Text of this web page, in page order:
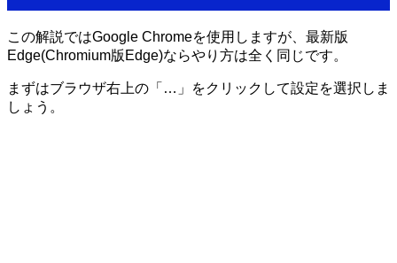
この解説ではGoogle Chromeを使用しますが、最新版
Edge(Chromium版Edge)ならやり方は全く同じです。
まずはブラウザ右上の「…」をクリックして設定を選択しま
しょう。